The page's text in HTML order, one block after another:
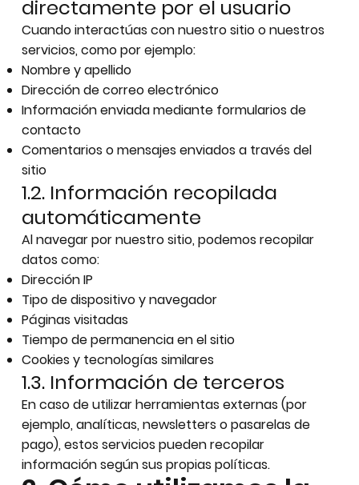
directamente por el usuario
Cuando interactúas con nuestro sitio o nuestros
servicios, como por ejemplo:
Nombre y apellido
Dirección de correo electrónico
Información enviada mediante formularios de
contacto
Comentarios o mensajes enviados a través del
sitio
1.2. Información recopilada
automáticamente
Al navegar por nuestro sitio, podemos recopilar
datos como:
Dirección IP
Tipo de dispositivo y navegador
Páginas visitadas
Tiempo de permanencia en el sitio
Cookies y tecnologías similares
1.3. Información de terceros
En caso de utilizar herramientas externas (por
ejemplo, analíticas, newsletters o pasarelas de
pago), estos servicios pueden recopilar
información según sus propias políticas.